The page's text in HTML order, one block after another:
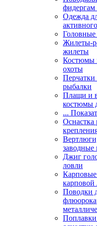
Одежда
Жилеты-
жилеты
Костюмы
охоты
Перчатки
рыбалки
Плащи и
костюмы
...
Оснастка
заводные
Джиг
ловли
Карповые
карповой
Поводки